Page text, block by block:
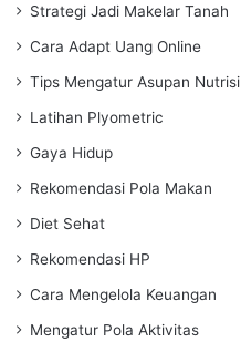
Strategi Jadi Makelar Tanah
Cara Adapt Uang Online
Tips Mengatur Asupan Nutrisi
Latihan Plyometric
Gaya Hidup
Rekomendasi Pola Makan
Diet Sehat
Rekomendasi HP
Cara Mengelola Keuangan
Mengatur Pola Aktivitas